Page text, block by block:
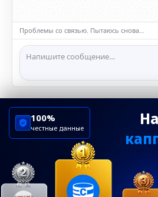
насилию.
ℹ️ Модераторы и администраторы
сообщения и ограничивать
нарушении правил.
Проблемы со связью. Пытаюсь снова…
100%
честные данные
ChelseaBluesRu
Посетителям